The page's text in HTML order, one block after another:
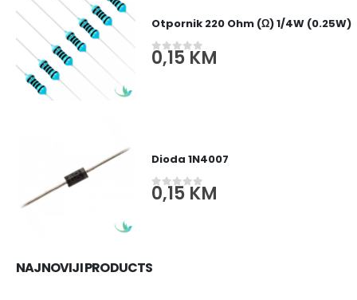
Otpornik 220 Ohm (Ω) 1/4W (0.25W)
0out of 5
0,15KM
Dioda 1N4007
0out of 5
0,15KM
NAJNOVIJI PRODUCTS